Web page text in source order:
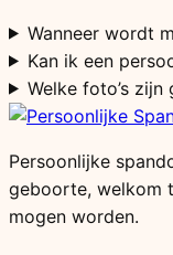
Wanneer wordt
Kan ik een
Welke foto’s zijn
Persoonlijke
geboorte, welkom
mogen worden.